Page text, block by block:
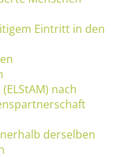
Eintritt in den
nach
derselben